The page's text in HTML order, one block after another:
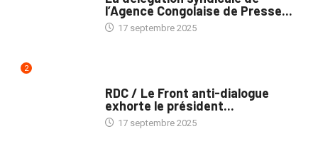
l’Agence Congolaise de Presse...
17 septembre 2025
2
RDC / Le Front anti-dialogue
exhorte le président...
17 septembre 2025